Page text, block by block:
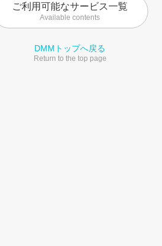
ご利用可能なサービス一覧
Available contents
DMMトップへ戻る
Return to the top page